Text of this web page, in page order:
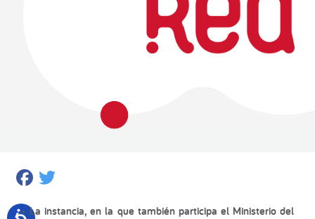
Facebook
• La instancia, en la que también participa el Ministerio del